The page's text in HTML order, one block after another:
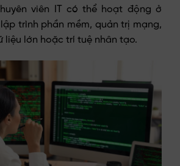
viên IT có thể hoạt động ở
trình phần mềm, quản trị mạng,
liệu lớn hoặc trí tuệ nhân tạo.